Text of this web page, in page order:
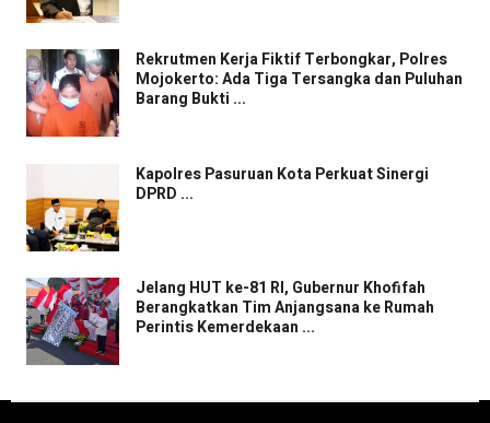
Rekrutmen Kerja Fiktif Terbongkar, Polres
Mojokerto: Ada Tiga Tersangka dan Puluhan
Barang Bukti ...
Kapolres Pasuruan Kota Perkuat Sinergi
DPRD ...
Jelang HUT ke-81 RI, Gubernur Khofifah
Berangkatkan Tim Anjangsana ke Rumah
Perintis Kemerdekaan ...